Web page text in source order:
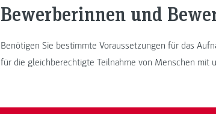
Bewerberinnen und
Benötigen Sie bestimmte Voraussetzungen für das
für die gleichberechtigte Teilnahme von Menschen mit